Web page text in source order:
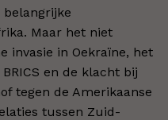
belangrijke
Maar het niet
invasie in Oekraïne, het
en de klacht bij
tegen de Amerikaanse
tussen Zuid-